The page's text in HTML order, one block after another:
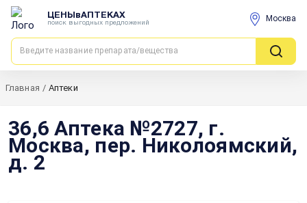
ЦЕНЫвАПТЕКАХ
поиск выгодных предложений Москва
Главная / Аптеки
36,6 Аптека №2727, г.
Москва, пер. Николоямский,
д. 2